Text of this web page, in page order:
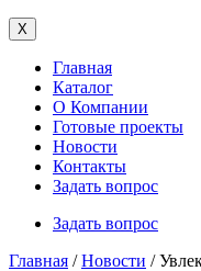
X
Главная
Каталог
О Компании
Готовые проекты
Новости
Контакты
Задать вопрос
Задать вопрос
Главная /Новости /